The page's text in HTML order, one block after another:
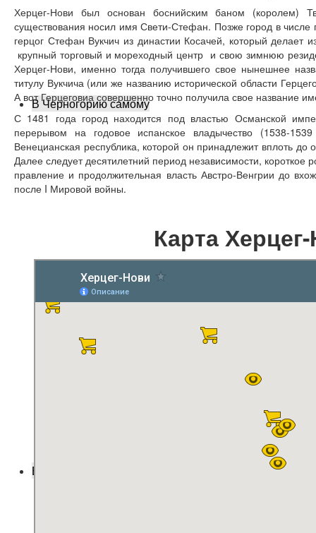
В Черногорию самому
Блог
Херцег-Нови был основан боснийским баном (королем)
существования носил имя Свети-Стефан. Позже город в числе
герцог Стефан Вукчич из династии Косачей, который делает
крупный торговый и мореходный центр и свою зимнюю
Херцег-Нови, именно тогда получившего свое нынешнее
титулу Вукчича (или же названию исторической области
А вот Герцеговиа совершенно точно получила свое название
С 1481 года город находится под властью Османской
перерывом на годовое испанское владычество (1538-
Венецианская республика, которой он принадлежит вплоть до
Далее следует десятилетний период независимости, короткое
правление и продолжительная власть Австро-Венгрии до
после I Мировой войны.
Карта